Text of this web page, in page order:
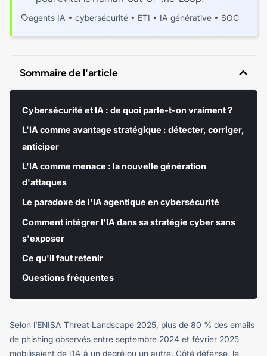
agents IA • cybersécurité • ETI • IA générative • SOC
Sommaire de l'article
Cybersécurité et IA : de quoi parle-t-on vraiment ?
L'IA comme avantage stratégique : détecter, corriger,
anticiper
L'IA comme menace : la nouvelle génération
d'attaques
Le paradoxe de l'IA agentique en cybersécurité
Comment intégrer l'IA dans sa stratégie cyber sans
s'exposer
Ce qu'il faut retenir
Questions fréquentes
Selon l’ENISA Threat Landscape 2025, plus de 80 % des emails
de phishing observés entre septembre 2024 et février 2025
mobilisaient de l’IA à un degré ou un autre. Côté défense, le